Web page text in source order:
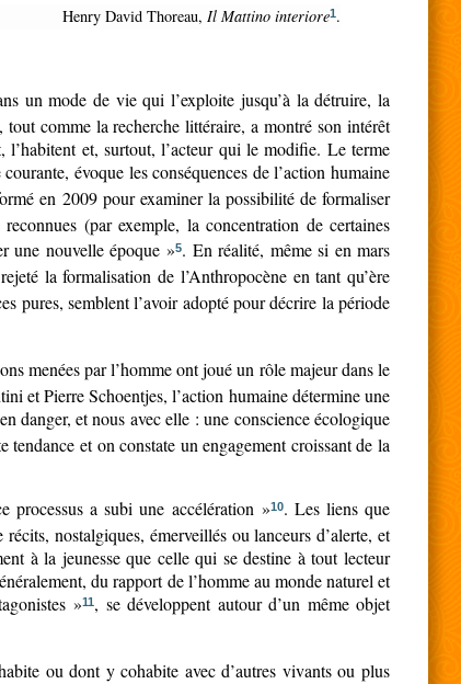
Henry David Thoreau, Il Mattino interiore1.
un mode de vie qui l’exploite jusqu’à la détruire, la
comme la recherche littéraire, a montré son intérêt
l’habitent et, surtout, l’acteur qui le modifie. Le terme
évoque les conséquences de l’action humaine
en 2009 pour examiner la possibilité de formaliser
(par exemple, la concentration de certaines
une nouvelle époque »5. En réalité, même si en mars
la formalisation de l’Anthropocène en tant qu’ère
pures, semblent l’avoir adopté pour décrire la période
menées par l’homme ont joué un rôle majeur dans le
et Pierre Schoentjes, l’action humaine détermine une
danger, et nous avec elle : une conscience écologique
tendance et on constate un engagement croissant de la
processus a subi une accélération »10. Les liens que
nostalgiques, émerveillés ou lanceurs d’alerte, et
à la jeunesse que celle qui se destine à tout lecteur
du rapport de l’homme au monde naturel et
»11, se développent autour d’un même objet
ou dont y cohabite avec d’autres vivants ou plus